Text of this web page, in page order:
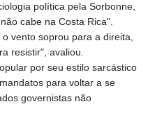
LYD 7.358683
MAD 10.770417
MDL 20.085595
MGA
4963.135313
MKD 61.539077
MMK
política pela Sorbonne,
cabe na Costa Rica".
vento soprou para a direita,
resistir", avaliou.
por seu estilo sarcástico
para voltar a se
governistas não